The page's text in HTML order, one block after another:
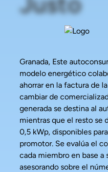
Granada, Este
modelo energético
ahorrar en la factura de
cambiar de
generada se destina al
mientras que el resto se
0,5 kWp, disponibles
promotor. Se evalúa el
cada miembro en base
asesorando sobre el